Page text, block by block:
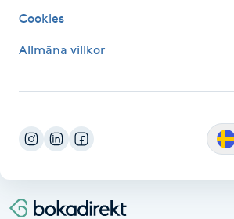
MicroPen
Microshading
N
Nagelförlängning akryl
Cookies
Allmäna villkor